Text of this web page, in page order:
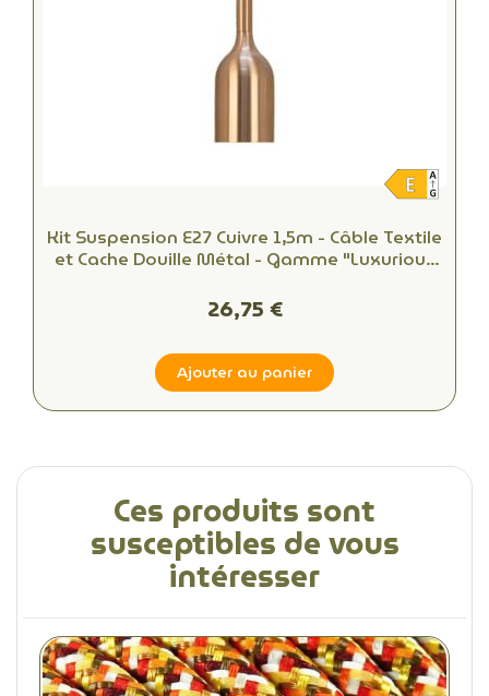
Kit Suspension E27 Cuivre 1,5m - Câble Textile
et Cache Douille Métal - Gamme "Luxurious
26,75 €
Ajouter au panier
Ces produits sont
susceptibles de vous
intéresser